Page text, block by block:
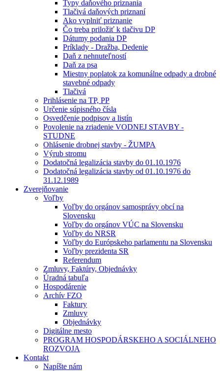
Typy daňového priznania
Tlačivá daňových priznaní
Ako vyplniť priznanie
Čo treba priložiť k tlačivu DP
Dátumy podania DP
Príklady - Dražba, Dedenie
Daň z nehnuteľností
Daň za psa
Miestny poplatok za komunálne odpady a drobné
stavebné odpady
Tlačivá
Prihlásenie na TP, PP
Určenie súpisného čísla
Osvedčenie podpisov a listín
Povolenie na zriadenie VODNEJ STAVBY -
STUDNE
Ohlásenie drobnej stavby - ŽUMPA
Výrub stromu
Dodatočná legalizácia stavby do 01.10.1976
Dodatočná legalizácia stavby od 01.10.1976 do
31.12.1989
Zverejňovanie
Voľby
Voľby do orgánov samosprávy obcí na
Slovensku
Voľby do orgánov VÚC na Slovensku
Voľby do NRSR
Voľby do Európskeho parlamentu na Slovensku
Voľby prezidenta SR
Referendum
Zmluvy, Faktúry, Objednávky
Úradná tabuľa
Hospodárenie
Archív FZO
Faktury
Zmluvy
Objednávky
Digitálne mesto
PROGRAM HOSPODÁRSKEHO A SOCIÁLNEHO
ROZVOJA
Kontakt
Napíšte nám